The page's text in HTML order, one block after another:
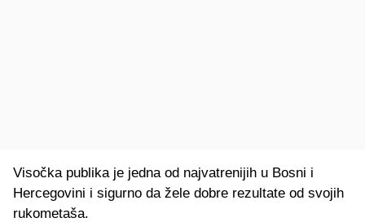
Visočka publika je jedna od najvatrenijih u Bosni i
Hercegovini i sigurno da žele dobre rezultate od svojih
rukometaša.